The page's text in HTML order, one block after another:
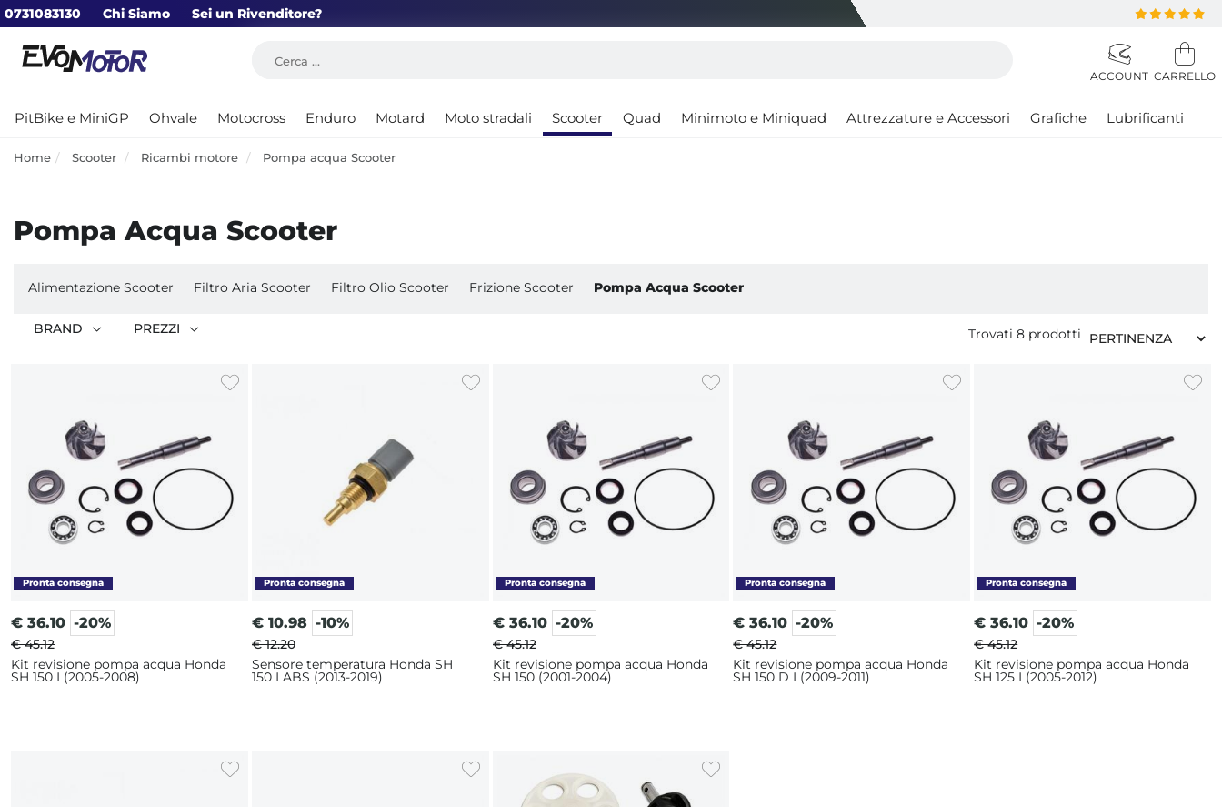
0731083130 Chi Siamo Sei un Rivenditore?
PitBike e MiniGP Ohvale Motocross Enduro Motard Moto stradali Scooter Quad Minimoto e Miniquad Attrezzature e Accessori Grafiche Lubrificanti
Home Scooter Ricambi motore Pompa acqua Scooter
Pompa Acqua Scooter
Alimentazione Scooter Filtro Aria Scooter Filtro Olio Scooter Frizione Scooter Pompa Acqua Scooter
BRAND PREZZI Trovati 8 prodotti
€ 36.10 -20%
€ 45.12
Kit revisione pompa acqua Honda
SH 150 I (2005-2008)
€ 10.98 -10%
€ 12.20
Sensore temperatura Honda SH
150 I ABS (2013-2019)
€ 36.10 -20%
€ 45.12
Kit revisione pompa acqua Honda
SH 150 (2001-2004)
€ 36.10 -20%
€ 45.12
Kit revisione pompa acqua Honda
SH 150 D I (2009-2011)
€ 36.10 -20%
€ 45.12
Kit revisione pompa acqua Honda
SH 125 I (2005-2012)